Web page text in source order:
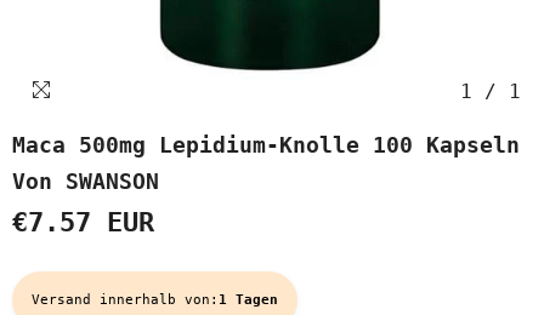
1 / 1
Maca 500mg Lepidium-Knolle 100 Kapseln
Von SWANSON
€7.57 EUR
Versand innerhalb von: 1 Tagen